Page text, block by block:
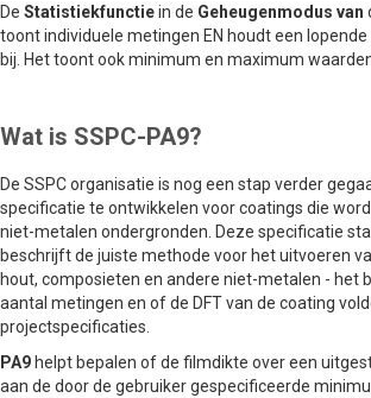
De Statistiekfunctiein de Geheugenmodus van
toont individuele metingen EN houdt een
bij. Het toont ook minimum en maximum
Wat is SSPC-PA9?
De SSPC organisatie is nog een stap verder
specificatie te ontwikkelen voor coatings die
niet-metalen ondergronden. Deze specificatie
beschrijft de juiste methode voor het uitvoeren
hout, composieten en andere niet-metalen - het
aantal metingen en of de DFT van de coating
projectspecificaties.
PA9 helpt bepalen of de filmdikte over een
aan de door de gebruiker gespecificeerde